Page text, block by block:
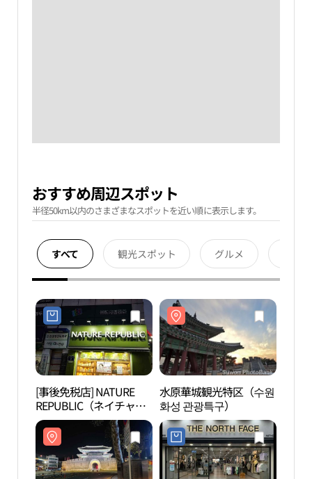
おすすめ周辺スポット
半径50km以内のさまざまなスポットを近い順に表示します。
すべて 観光スポット グルメ
[事後免税店] NATURE
REPUBLIC（ネイチャー
リパブリック）・スウォ
ンナンムン（水原南門）
店(네이처리퍼블릭 수원
남문점)
水原華城観光特区（수원
화성 관광특구）